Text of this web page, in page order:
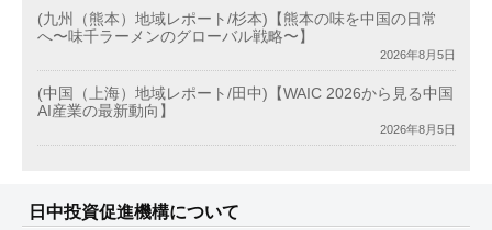
(九州（熊本）地域レポート/杉本)【熊本の味を中国の日常
へ〜味千ラーメンのグローバル戦略〜】
2026年8月5日
(中国（上海）地域レポート/田中)【WAIC 2026から見る中国
AI産業の最新動向】
2026年8月5日
日中投資促進機構について